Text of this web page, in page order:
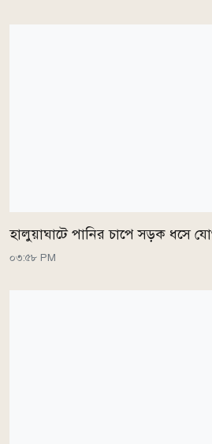
হালুয়াঘাটে পানির চাপে সড়ক ধসে
০৩:৫৮ PM